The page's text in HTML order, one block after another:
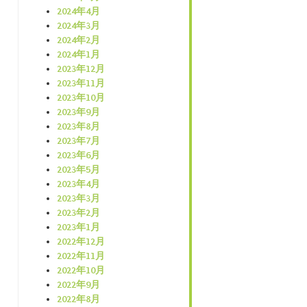
2024年4月
2024年3月
2024年2月
2024年1月
2023年12月
2023年11月
2023年10月
2023年9月
2023年8月
2023年7月
2023年6月
2023年5月
2023年4月
2023年3月
2023年2月
2023年1月
2022年12月
2022年11月
2022年10月
2022年9月
2022年8月